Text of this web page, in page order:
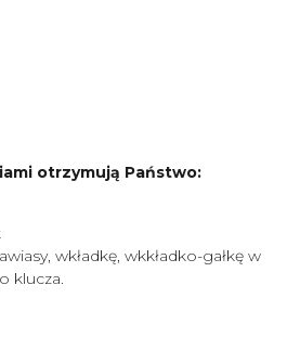
otrzymują Państwo:
wkładkę, wkkładko-gałkę w
klucza.